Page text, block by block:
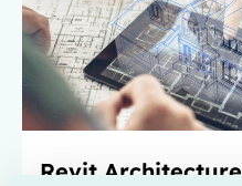
Revit Architecture